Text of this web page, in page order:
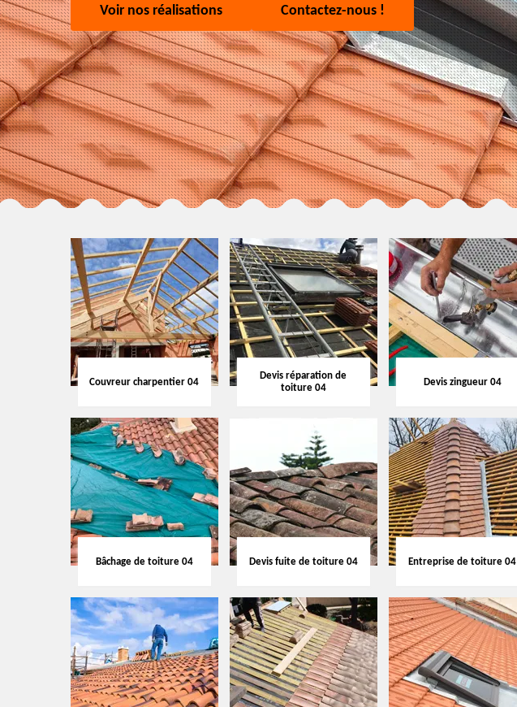
Voir nos réalisations Contactez-nous !
Couvreur charpentier 04
Devis réparation de
toiture 04
Devis zingueur 04
Bâchage de toiture 04 Devis fuite de toiture 04 Entreprise de toiture 04